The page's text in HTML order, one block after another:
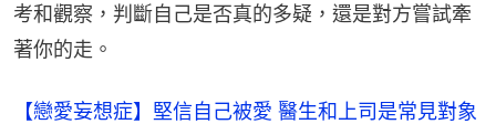
考和觀察，判斷自己是否真的多疑，還是對方嘗試牽
著你的走。
【戀愛妄想症】堅信自己被愛 醫生和上司是常見對象